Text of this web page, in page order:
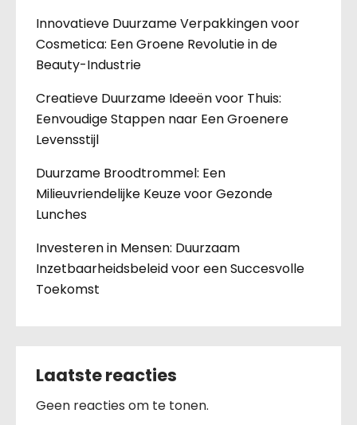
Innovatieve Duurzame Verpakkingen voor
Cosmetica: Een Groene Revolutie in de
Beauty-Industrie
Creatieve Duurzame Ideeën voor Thuis:
Eenvoudige Stappen naar Een Groenere
Levensstijl
Duurzame Broodtrommel: Een
Milieuvriendelijke Keuze voor Gezonde
Lunches
Investeren in Mensen: Duurzaam
Inzetbaarheidsbeleid voor een Succesvolle
Toekomst
Laatste reacties
Geen reacties om te tonen.